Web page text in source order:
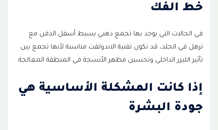
خط الفك
في الحالات التي يوجد بها تجمع دهني بسيط أسفل الذقن مع
ترهل في الجلد، قد تكون تقنية الاندولفت مناسبة لأنها تجمع بين
تأثير الليزر الداخلي وتحسين مظهر الأنسجة في المنطقة المعالجة.
إذا كانت المشكلة الأساسية هي
جودة البشرة